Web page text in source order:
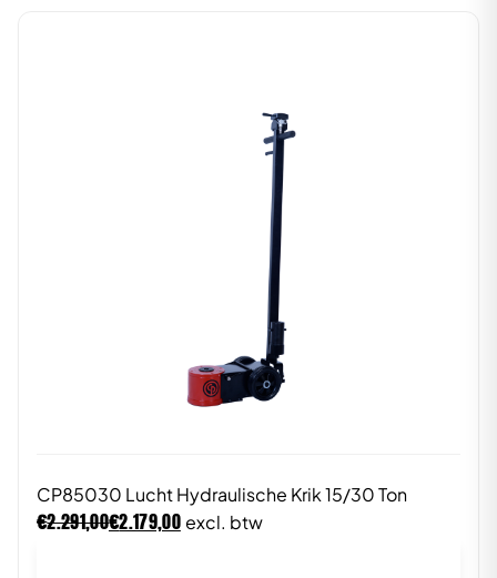
CP85030 Lucht Hydraulische Krik 15/30 Ton
€2.291,00€2.179,00 excl. btw